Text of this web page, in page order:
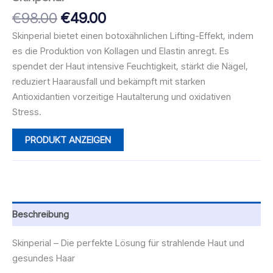
€98.00Ursprünglicher
Preis
war:
€98.00
€49.00Aktueller
Preis
ist:
€49.00.
Skinperial bietet einen botoxähnlichen Lifting-Effekt, indem
es die Produktion von Kollagen und Elastin anregt. Es
spendet der Haut intensive Feuchtigkeit, stärkt die Nägel,
reduziert Haarausfall und bekämpft mit starken
Antioxidantien vorzeitige Hautalterung und oxidativen
Stress.
PRODUKT ANZEIGEN
Beschreibung
Skinperial – Die perfekte Lösung für strahlende Haut und
gesundes Haar